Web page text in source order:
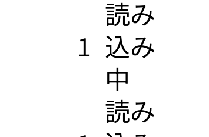
1
​読み
込み
中
​読み